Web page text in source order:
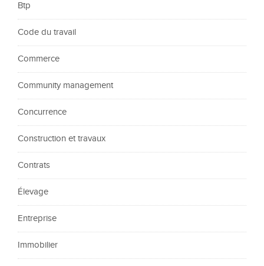
Btp
Code du travail
Commerce
Community management
Concurrence
Construction et travaux
Contrats
Élevage
Entreprise
Immobilier